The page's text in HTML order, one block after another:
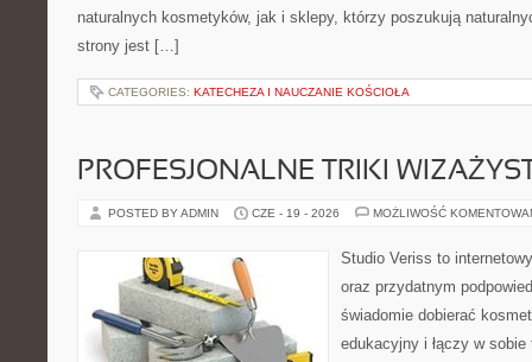
naturalnych kosmetyków, jak i sklepy, którzy poszukują
strony jest […]
CATEGORIES: KATECHEZA I NAUCZANIE KOŚCIOŁA
PROFESJONALNE TRIKI
POSTED BY ADMIN CZE - 19 - 2026 MOŻLIWOŚĆ
Studio Veriss to
oraz przydatnym
świadomie dobierać
edukacyjny i łączy w